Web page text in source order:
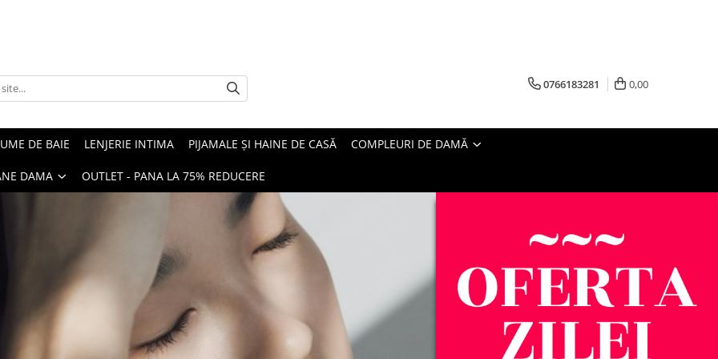
0766183281 0,00
DE BAIE LENJERIE INTIMA PIJAMALE ȘI HAINE DE CASĂ COMPLEURI DE DAMĂ
DAMA OUTLET - PANA LA 75% REDUCERE